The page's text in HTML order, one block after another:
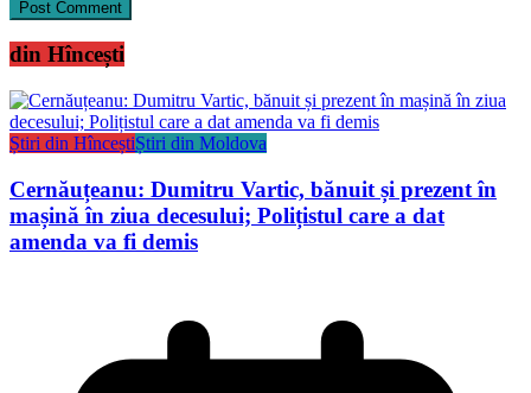
din Hîncești
Știri din HînceștiȘtiri din Moldova
Cernăuțeanu: Dumitru Vartic, bănuit și prezent în
mașină în ziua decesului; Polițistul care a dat
amenda va fi demis